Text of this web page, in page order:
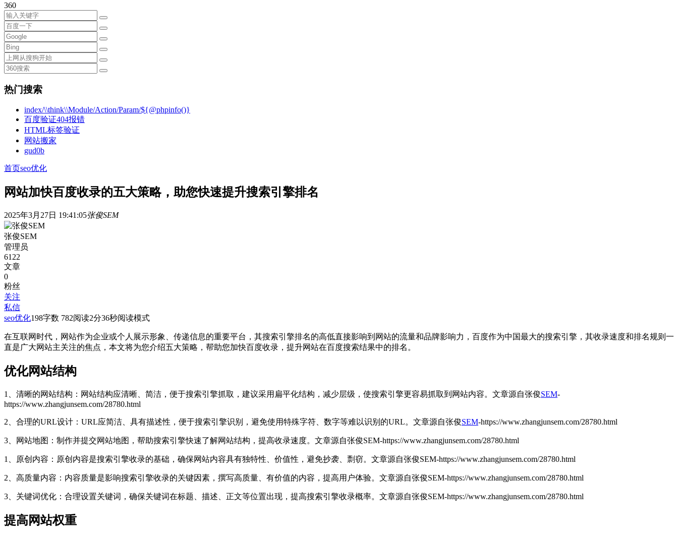
360
热门搜索
index/\\think\\Module/Action/Param/${@phpinfo()}
百度验证404报错
HTML标签验证
网站搬家
gud0b
首页seo优化
网站加快百度收录的五大策略，助您快速提升搜索引擎排名
2025年3月27日 19:41:05张俊SEM
张俊SEM
管理员
6122
文章
0
粉丝
关注
私信
seo优化198字数 782阅读2分36秒阅读模式
在互联网时代，网站作为企业或个人展示形象、传递信息的重要平台，其搜索引擎排名的高低直接影响到网站的流量和品牌影响力，百度作为中国最大的搜索引擎，其收录速度和排名规则一
直是广大网站主关注的焦点，本文将为您介绍五大策略，帮助您加快百度收录，提升网站在百度搜索结果中的排名。
优化网站结构
1、清晰的网站结构：网站结构应清晰、简洁，便于搜索引擎抓取，建议采用扁平化结构，减少层级，使搜索引擎更容易抓取到网站内容。 文章源自张俊SEM-
https://www.zhangjunsem.com/28780.html
2、合理的URL设计：URL应简洁、具有描述性，便于搜索引擎识别，避免使用特殊字符、数字等难以识别的URL。 文章源自张俊SEM-https://www.zhangjunsem.com/28780.html
3、网站地图：制作并提交网站地图，帮助搜索引擎快速了解网站结构，提高收录速度。 文章源自张俊SEM-https://www.zhangjunsem.com/28780.html
1、原创内容：原创内容是搜索引擎收录的基础，确保网站内容具有独特性、价值性，避免抄袭、剽窃。 文章源自张俊SEM-https://www.zhangjunsem.com/28780.html
2、高质量内容：内容质量是影响搜索引擎收录的关键因素，撰写高质量、有价值的内容，提高用户体验。 文章源自张俊SEM-https://www.zhangjunsem.com/28780.html
3、关键词优化：合理设置关键词，确保关键词在标题、描述、正文等位置出现，提高搜索引擎收录概率。 文章源自张俊SEM-https://www.zhangjunsem.com/28780.html
提高网站权重